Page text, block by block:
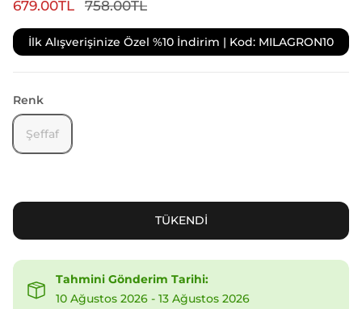
679.00TL 758.00TL
İlk Alışverişinize Özel %10 İndirim | Kod: MILAGRON10
Renk
Şeffaf
TÜKENDİ
Tahmini Gönderim Tarihi:
10 Ağustos 2026 - 13 Ağustos 2026